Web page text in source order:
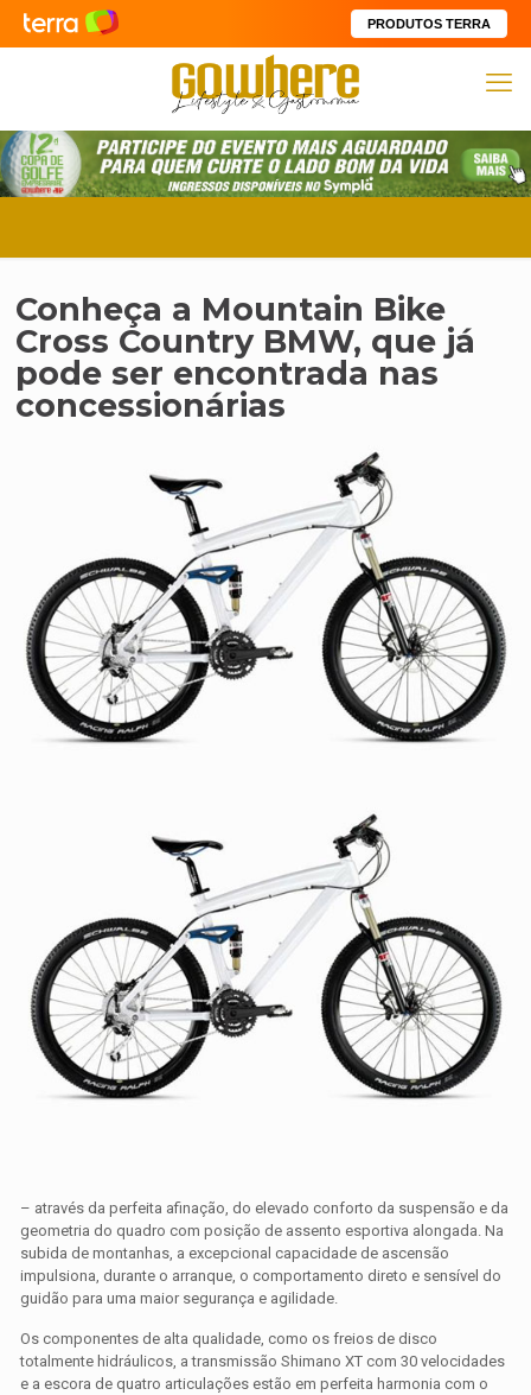
PRODUTOS TERRA
Conheça a Mountain Bike
Cross Country BMW, que já
pode ser encontrada nas
concessionárias
– através da perfeita afinação, do elevado conforto da suspensão e da
geometria do quadro com posição de assento esportiva alongada. Na
subida de montanhas, a excepcional capacidade de ascensão
impulsiona, durante o arranque, o comportamento direto e sensível do
guidão para uma maior segurança e agilidade.
Os componentes de alta qualidade, como os freios de disco
totalmente hidráulicos, a transmissão Shimano XT com 30 velocidades
e a escora de quatro articulações estão em perfeita harmonia com o